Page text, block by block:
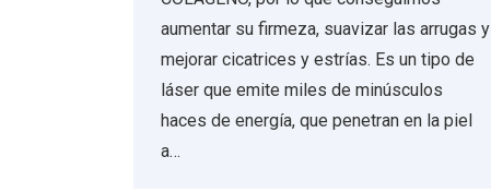
aumentar su firmeza, suavizar las arrugas y
mejorar cicatrices y estrías. Es un tipo de
láser que emite miles de minúsculos
haces de energía, que penetran en la piel
a…